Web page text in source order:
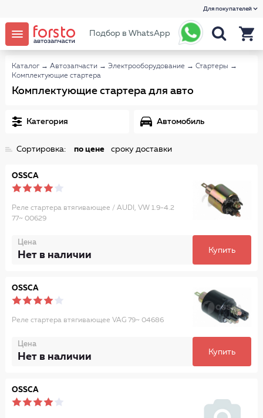
Для покупателей
Подбор в WhatsApp
Каталог → Автозапчасти → Электрооборудование → Стартеры →
Комплектующие стартера
Комплектующие стартера для авто
Категория Автомобиль
Сортировка: по цене сроку доставки
OSSCA
Реле стартера втягивающее / AUDI, VW 1.9-4.2
77~ 00629
Цена
Нет в наличии Купить
OSSCA
Реле стартера втягивающее VAG 79~ 04686
Цена
Нет в наличии Купить
OSSCA